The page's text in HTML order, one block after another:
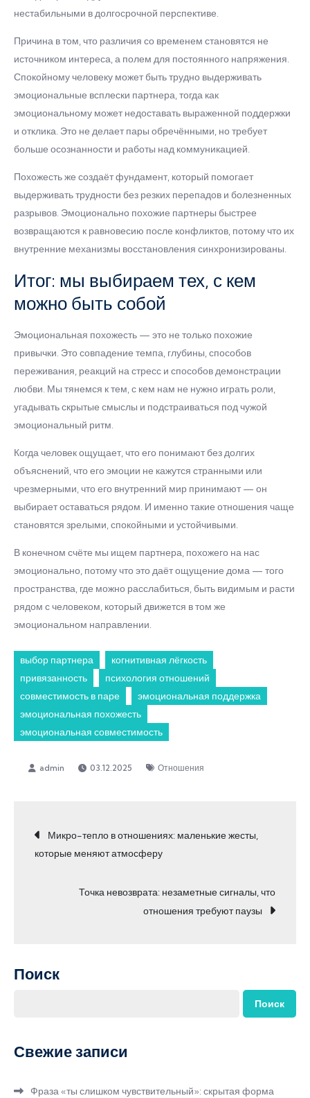
нестабильными в долгосрочной перспективе.
Причина в том, что различия со временем становятся не
источником интереса, а полем для постоянного напряжения.
Спокойному человеку может быть трудно выдерживать
эмоциональные всплески партнера, тогда как
эмоциональному может недоставать выраженной поддержки
и отклика. Это не делает пары обречёнными, но требует
больше осознанности и работы над коммуникацией.
Похожесть же создаёт фундамент, который помогает
выдерживать трудности без резких перепадов и болезненных
разрывов. Эмоционально похожие партнеры быстрее
возвращаются к равновесию после конфликтов, потому что их
внутренние механизмы восстановления синхронизированы.
Итог: мы выбираем тех, с кем
можно быть собой
Эмоциональная похожесть — это не только похожие
привычки. Это совпадение темпа, глубины, способов
переживания, реакций на стресс и способов демонстрации
любви. Мы тянемся к тем, с кем нам не нужно играть роли,
угадывать скрытые смыслы и подстраиваться под чужой
эмоциональный ритм.
Когда человек ощущает, что его понимают без долгих
объяснений, что его эмоции не кажутся странными или
чрезмерными, что его внутренний мир принимают — он
выбирает оставаться рядом. И именно такие отношения чаще
становятся зрелыми, спокойными и устойчивыми.
В конечном счёте мы ищем партнера, похожего на нас
эмоционально, потому что это даёт ощущение дома — того
пространства, где можно расслабиться, быть видимым и расти
рядом с человеком, который движется в том же
эмоциональном направлении.
выбор партнера
когнитивная лёгкость
привязанность
психология отношений
совместимость в паре
эмоциональная поддержка
эмоциональная похожесть
эмоциональная совместимость
03.12.2025 Отношения
Навигация
по
записям
Микро-тепло в отношениях: маленькие жесты,
которые меняют атмосферу
Точка невозврата: незаметные сигналы, что
отношения требуют паузы
Поиск
Поиск
Свежие записи
Фраза «ты слишком чувствительный»: скрытая форма